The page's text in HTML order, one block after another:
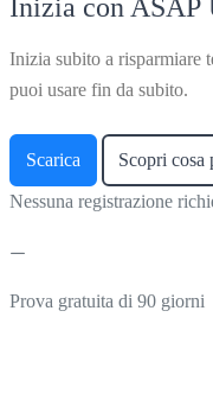
Inizia con
Inizia subito a risparmiare
puoi usare fin da subito.
Scarica Scopri cosa
Nessuna registrazione
Prova gratuita di 90 giorni